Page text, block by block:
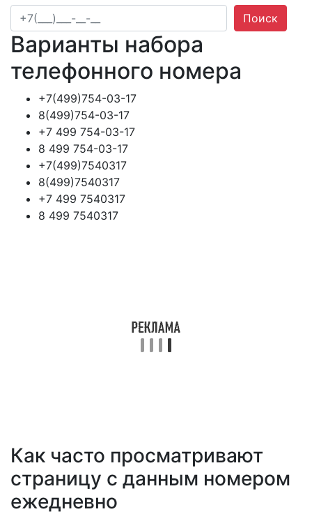
Поиск
Варианты набора
телефонного номера
+7(499)754-03-17
8(499)754-03-17
+7 499 754-03-17
8 499 754-03-17
+7(499)7540317
8(499)7540317
+7 499 7540317
8 499 7540317
Как часто просматривают
страницу с данным номером
ежедневно